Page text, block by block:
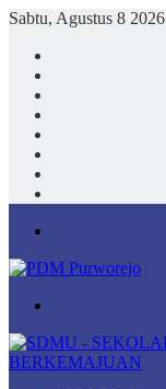
Sabtu, Agustus 8 2026